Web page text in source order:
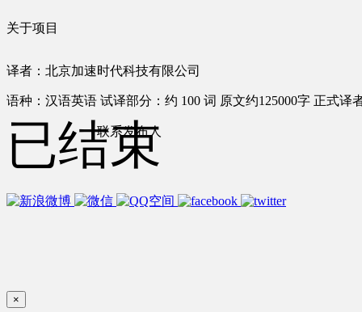
关于项目
译者：北京加速时代科技有限公司
语种：汉语英语 试译部分：约 100 词 原文约125000字 正式译
联系发布人
已结束
×